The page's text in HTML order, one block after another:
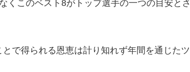
くこのベスト8がトップ選手の一つの目安とさ
で得られる恩恵は計り知れず年間を通じたツ